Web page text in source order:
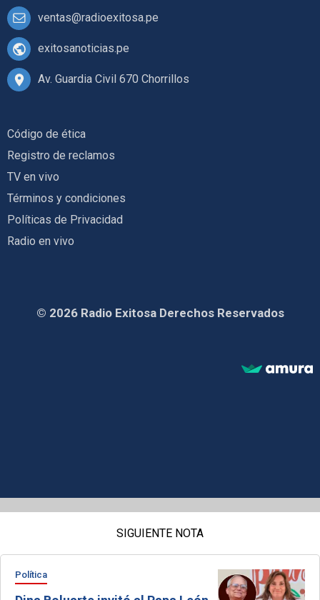
ventas@radioexitosa.pe
exitosanoticias.pe
Av. Guardia Civil 670 Chorrillos
Código de ética
Registro de reclamos
TV en vivo
Términos y condiciones
Políticas de Privacidad
Radio en vivo
© 2026 Radio Exitosa Derechos Reservados
SIGUIENTE NOTA
Política